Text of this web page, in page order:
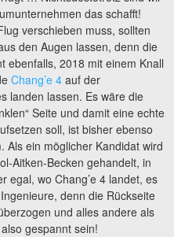
das schafft!
verschieben muss, sollten
den Augen lassen, denn die
ebenfalls, 2018 mit einem Knall
Chang’e 4 auf der
landen lassen. Es wäre die
Seite und damit eine echte
soll, ist bisher ebenso
Als ein möglicher Kandidat wird
Aitken-Becken gehandelt, in
egal, wo Chang’e 4 landet, es
denn die Rückseite
und alles andere als
gespannt sein!